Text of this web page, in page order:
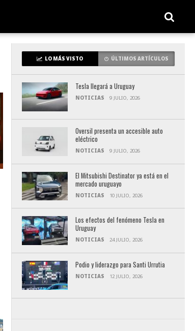
LO MÁS VISTO ÚLTIMOS ARTÍCULOS
Tesla llegará a Uruguay
NOTICIAS 9 JULIO, 2026
Oversil presenta un accesible auto
eléctrico
NOTICIAS 9 JULIO, 2026
El Mitsubishi Destinator ya está en el
mercado uruguayo
NOTICIAS 10 JULIO, 2026
Los efectos del fenómeno Tesla en
Uruguay
NOTICIAS 24 JULIO, 2026
Podio y liderazgo para Santi Urrutia
NOTICIAS 12 JULIO, 2026